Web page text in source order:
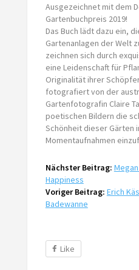
Ausgezeichnet mit dem
Gartenbuchpreis 2019!
Das Buch lädt dazu ein,
Gartenanlagen der Welt
zeichnen sich durch
eine Leidenschaft für
Originalität ihrer
fotografiert von der
Gartenfotografin Claire
poetischen Bildern die
Schönheit dieser Gärten
Momentaufnahmen
Nächster Beitrag:
Happiness
Voriger Beitrag: Erich
Badewanne
Like